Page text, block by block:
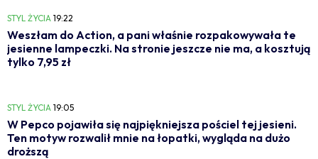
STYL ŻYCIA 19:22
Weszłam do Action, a pani właśnie rozpakowywała te
jesienne lampeczki. Na stronie jeszcze nie ma, a kosztują
tylko 7,95 zł
STYL ŻYCIA 19:05
W Pepco pojawiła się najpiękniejsza pościel tej jesieni.
Ten motyw rozwalił mnie na łopatki, wygląda na dużo
droższą